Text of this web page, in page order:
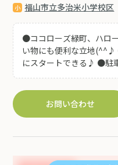
福山市立多治米小学校区
●ココローズ緑町、ハロ
い物にも便利な立地(^^♪
にスタートできる♪ ●駐
お問い合わせ